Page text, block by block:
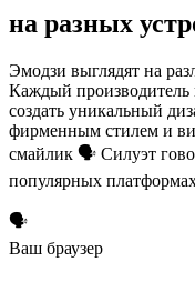
на разных
Эмодзи выглядят на
Каждый производитель
создать уникальный
фирменным стилем и
смайлик 🗣️ Силуэт
популярных
🗣️
Ваш браузер